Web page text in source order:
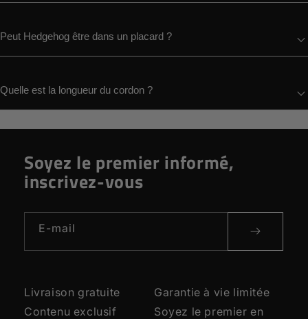
Peut Hedgehog être dans un placard ?
Quelle est la longueur du cordon ?
Soyez le premier informé,
inscrivez-vous
E-mail
Livraison gratuite
Garantie à vie limitée
Contenu exclusif
Soyez le premier en